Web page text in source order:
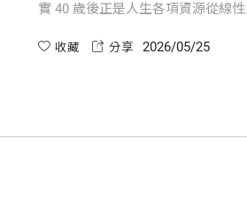
實 40 歲後正是人生各項資源從線
有更穩定的經濟基礎與信用評等，
收藏 分享 2026/05/25